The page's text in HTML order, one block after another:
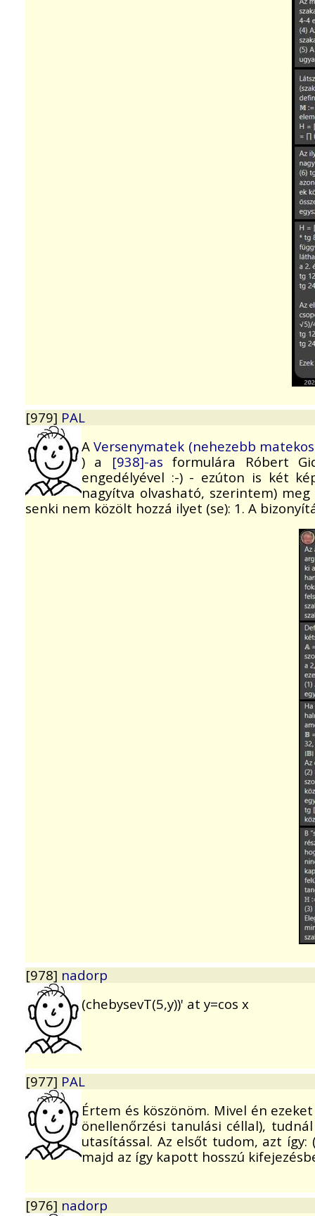
[979] PAL
AVersenymatek (nehezebb
) a [938]-asformulára Róbert
engedélyével :-) - ezúton is két
nagyítva olvasható, szerintem)
senki nem közölt hozzá ilyet (se): 1. A
[978] nadorp
(chebysevT(5,y))' at y=cos x
[977] PAL
Értem és köszönöm. Mivel én
önellenőrzési tanulási céllal),
utasítással. Az elsőt tudom, azt így:
majd az így kapott hosszú
[976] nadorp